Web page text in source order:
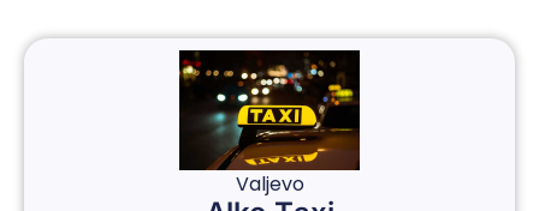
Valjevo